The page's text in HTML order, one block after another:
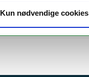
Kun nødvendige cookies